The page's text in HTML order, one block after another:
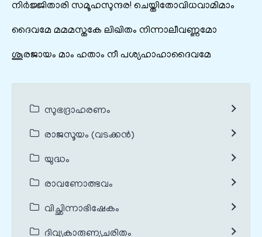
നിർജ്ജിതാരി സമൂഹസുന്ദര! ചെയ്തിതോവിധവാമിമാം
ദൈവമേ മമമസ്തകേ ലിഖിതം നിന്നാലീവണ്ണമോ
ശൂരജായം മാം ഹതാം നീ പശ്യഹാഹാദൈവമേ
സുഭദ്രാഹരണം
രാജസൂയം (വടക്കൻ)
യുദ്ധം
രാവണോത്ഭവം
വിച്ഛിന്നാഭിഷേകം
ദിവ്യകാരുണ്യചരിതം